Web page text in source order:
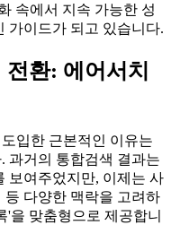
속에서 지속 가능한 성
가이드가 되고 있습니다.
환: 에어서치
입한 근본적인 이유는
과거의 통합검색 결과는
보여주었지만, 이제는 사
등 다양한 맥락을 고려하
을 맞춤형으로 제공합니